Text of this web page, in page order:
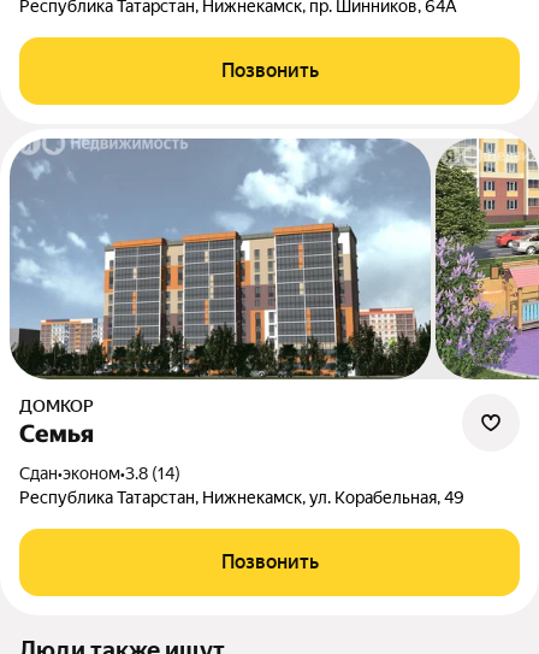
Республика Татарстан, Нижнекамск, пр. Шинников, 64А
Позвонить
ДОМКОР
Семья
Сдан•эконом•3.8 (14)
Республика Татарстан, Нижнекамск, ул. Корабельная, 49
Позвонить